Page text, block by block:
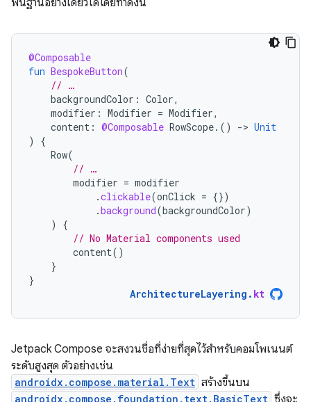
@Composable
fun BespokeButton(
// …
backgroundColor : Color,
modifier : Modifier = Modifier,
content : @Composable RowScope.() -> Unit
)
{
Row(
// …
modifier = modifier
.clickable(onClick = {})
.background(backgroundColor)
)
{
// No Material components used
content()
}
}
ArchitectureLayering . kt
Jetpack Compose จะสงวนชื่อที่ง่ายที่สุดไว้สำหรับคอมโพเนนต์
ระดับสูงสุด ตัวอย่างเช่น
androidx.compose.material.Text สร้างขึ้นบน
androidx.compose.foundation.text.BasicText ซึ่งจะ